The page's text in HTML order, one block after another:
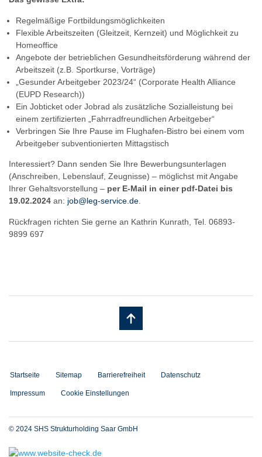
Regelmäßige Fortbildungsmöglichkeiten
Flexible Arbeitszeiten (Gleitzeit, Kernzeit) und Möglichkeit zu
Homeoffice
Angebote der betrieblichen Gesundheitsförderung während der
Arbeitszeit (z.B. Sportkurse, Vorträge)
„Gesunder Arbeitgeber 2023/24“ (Corporate Health Alliance
(EUPD Research))
Ein Jobticket oder Jobrad als zusätzliche Sozialleistung bei
einem zertifizierten „Fahrradfreundlichen Arbeitgeber“
Verbringen Sie Ihre Pause im Flughafen-Bistro bei einem vom
Arbeitgeber subventionierten Mittagstisch
Interessiert? Dann senden Sie Ihre Bewerbungsunterlagen
(Anschreiben, Lebenslauf, Zeugnisse) – möglichst mit Angabe
Ihrer Gehaltsvorstellung – per E-Mail in einer pdf-Datei bis
19.02.2024 an: job@leg-service.de.
Rückfragen richten Sie gerne an Kathrin Kunrath, Tel. 06893-
9899 697
Startseite Sitemap Barrierefreiheit Datenschutz
Impressum Cookie Einstellungen
© 2024 SHS Strukturholding Saar GmbH